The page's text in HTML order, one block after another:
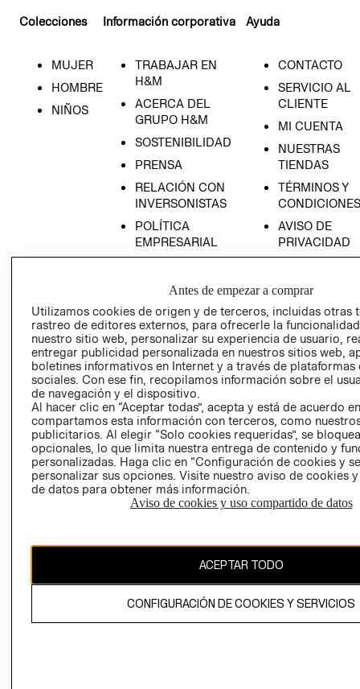
Colecciones
MUJER
HOMBRE
NIÑOS
Información corporativa
TRABAJAR EN
H&M
ACERCA DEL
GRUPO H&M
SOSTENIBILIDAD
PRENSA
RELACIÓN CON
INVERSONISTAS
POLÍTICA
EMPRESARIAL
Ayuda
CONTACTO
SERVICIO AL
CLIENTE
MI CUENTA
NUESTRAS
TIENDAS
TÉRMINOS Y
CONDICIONES
AVISO DE
PRIVACIDAD
AVISO DE
LIBRO DE
Ecuador ($)
CAMBIAR REGIÓN
propiedad de H&M Hennes & Mauritz AB.
Antes de empezar a comprar
Utilizamos cookies de origen y de terceros, incluidas otras
rastreo de editores externos, para ofrecerle la
nuestro sitio web, personalizar su experiencia de usuario,
entregar publicidad personalizada en nuestros sitios web,
boletines informativos en Internet y a través de plataformas
sociales. Con ese fin, recopilamos información sobre el
de navegación y el dispositivo.
Al hacer clic en “Aceptar todas”, acepta y está de acuerdo
compartamos esta información con terceros, como
publicitarios. Al elegir “Solo cookies requeridas”, se
opcionales, lo que limita nuestra entrega de contenido y
personalizadas. Haga clic en “Configuración de cookies y
personalizar sus opciones. Visite nuestro aviso de cookies
de datos para obtener más información.
Aviso de cookies y uso compartido de datos
ACEPTAR TODO
CONFIGURACIÓN DE COOKIES Y SERVICIOS